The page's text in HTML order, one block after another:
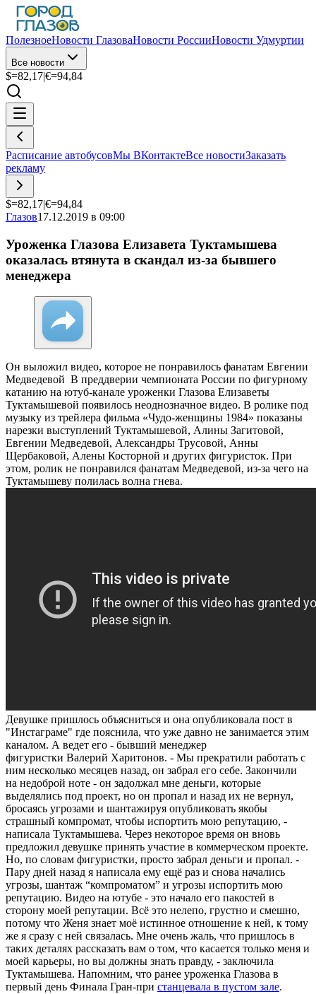
ПолезноеНовости ГлазоваНовости РоссииНовости Удмуртии
Все новости
$=82,17|€=94,84
Расписание автобусовМы ВКонтактеВсе новостиЗаказать
рекламу
$=82,17|€=94,84
Глазов17.12.2019 в 09:00
Уроженка Глазова Елизавета Туктамышева
оказалась втянута в скандал из-за бывшего
менеджера
Он выложил видео, которое не понравилось фанатам Евгении
Медведевой В преддверии чемпионата России по фигурному
катанию на ютуб-канале уроженки Глазова Елизаветы
Туктамышевой появилось неоднозначное видео. В ролике под
музыку из трейлера фильма «Чудо-женщины 1984» показаны
нарезки выступлений Туктамышевой, Алины Загитовой,
Евгении Медведевой, Александры Трусовой, Анны
Щербаковой, Алены Косторной и других фигуристок. При
этом, ролик не понравился фанатам Медведевой, из-за чего на
Туктамышеву полилась волна гнева.
Девушке пришлось объясниться и она опубликовала пост в
"Инстаграме" где пояснила, что уже давно не занимается этим
каналом. А ведет его - бывший менеджер
фигуристки Валерий Харитонов. - Мы прекратили работать с
ним несколько месяцев назад, он забрал его себе. Закончили
на недоброй ноте - он задолжал мне деньги, которые
выделялись под проект, но он пропал и назад их не вернул,
бросаясь угрозами и шантажируя опубликовать якобы
страшный компромат, чтобы испортить мою репутацию, -
написала Туктамышева. Через некоторое время он вновь
предложил девушке принять участие в коммерческом проекте.
Но, по словам фигуристки, просто забрал деньги и пропал. -
Пару дней назад я написала ему ещё раз и снова начались
угрозы, шантаж “компроматом” и угрозы испортить мою
репутацию. Видео на ютубе - это начало его пакостей в
сторону моей репутации. Всё это нелепо, грустно и смешно,
потому что Женя знает моё истинное отношение к ней, к тому
же я сразу с ней связалась. Мне очень жаль, что пришлось в
таких деталях рассказать вам о том, что касается только меня и
моей карьеры, но вы должны знать правду, - заключила
Туктамышева. Напомним, что ранее уроженка Глазова в
первый день Финала Гран-при станцевала в пустом зале.